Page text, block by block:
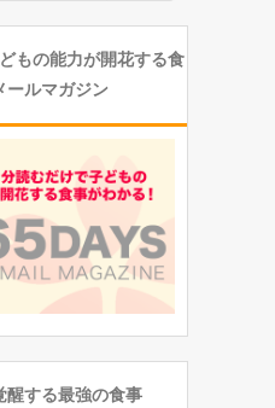
もの能力が開花する食
ールマガジン
醒する最強の食事